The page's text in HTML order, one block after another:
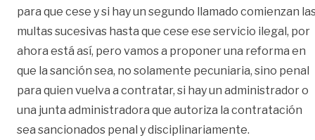
para que cese y si hay un segundo llamado comienzan
multas sucesivas hasta que cese ese servicio ilegal, por
ahora está así, pero vamos a proponer una reforma en
que la sanción sea, no solamente pecuniaria, sino penal
para quien vuelva a contratar, si hay un administrador o
una junta administradora que autoriza la contratación
sea sancionados penal y disciplinariamente.